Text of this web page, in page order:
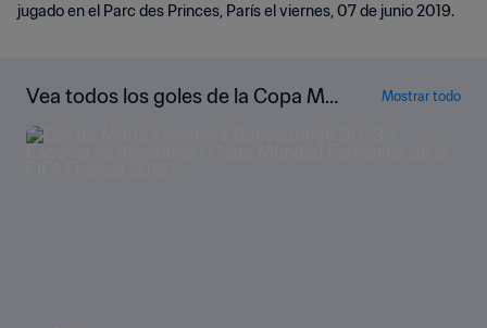
jugado en el Parc des Princes, París el viernes, 07 de junio 2019.
Vea todos los goles de la Copa Mu
ndial Femenina de la FIFA Francia 2
019™
Mostrar todo